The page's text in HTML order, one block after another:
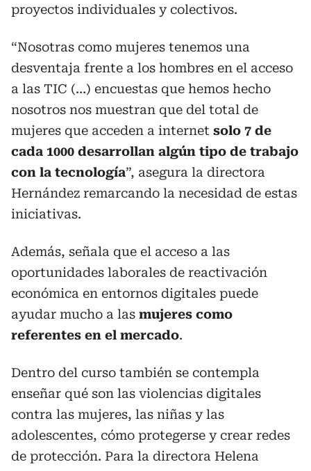
proyectos individuales y colectivos.
“Nosotras como mujeres tenemos una
desventaja frente a los hombres en el acceso
a las TIC (…) encuestas que hemos hecho
nosotros nos muestran que del total de
mujeres que acceden a internet solo 7 de
cada 1000 desarrollan algún tipo de trabajo
con la tecnología”, asegura la directora
Hernández remarcando la necesidad de estas
iniciativas.
Además, señala que el acceso a las
oportunidades laborales de reactivación
económica en entornos digitales puede
ayudar mucho a las mujeres como
referentes en el mercado.
Dentro del curso también se contempla
enseñar qué son las violencias digitales
contra las mujeres, las niñas y las
adolescentes, cómo protegerse y crear redes
de protección. Para la directora Helena